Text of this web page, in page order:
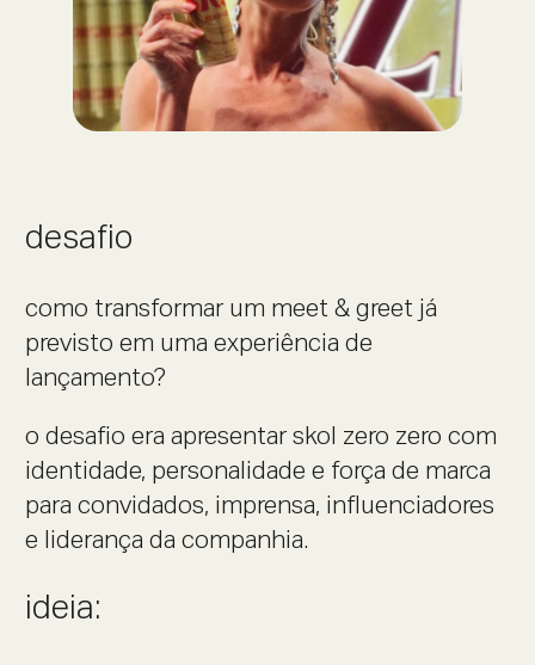
desafio
como transformar um meet & greet já
previsto em uma experiência de
lançamento?
o desafio era apresentar skol zero zero com
identidade, personalidade e força de marca
para convidados, imprensa, influenciadores
e liderança da companhia.
ideia: